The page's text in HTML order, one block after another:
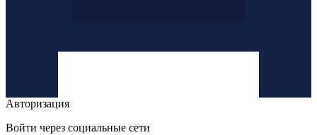
Авторизация
Войти через социальные сети